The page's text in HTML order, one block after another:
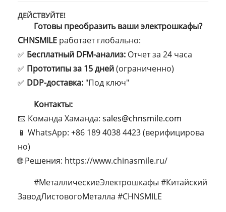
ДЕЙСТВУЙТЕ!
Готовы преобразить ваши электрошкафы?
CHNSMILE работает глобально:
✅ Бесплатный DFM-анализ: Отчет за 24 часа
✅ Прототипы за 15 дней(ограниченно)
✅ DDP-доставка: "Под ключ"
Контакты:
📧 Команда Хаманда: sales@chnsmile.com
📱 WhatsApp: +86 189 4038 4423 (верифицирова
но)
🌐 Решения: https://www.chinasmile.ru/
#МеталлическиеЭлектрошкафы #Китайский
ЗаводЛистовогоМеталла #CHNSMILE